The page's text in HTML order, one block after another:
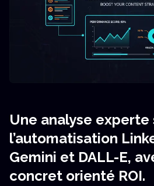
Une analyse experte
l’automatisation
Gemini et DALL-E,
concret orienté ROI.